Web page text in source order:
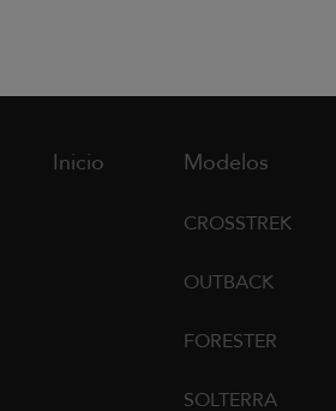
Inicio Modelos
CROSSTREK
OUTBACK
FORESTER
SOLTERRA